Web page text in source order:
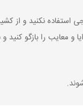
را بازگو کنید